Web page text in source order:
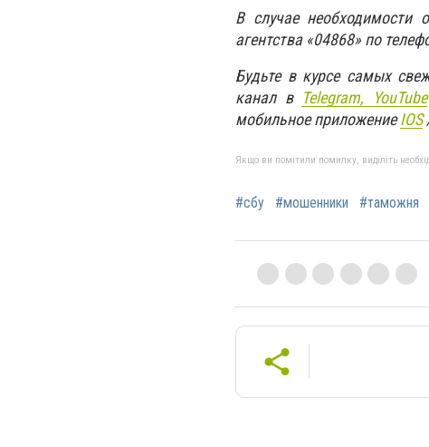
В случае необходимости
агентства «04868» по
Будьте в курсе самых
канал в Telegram, YouTube
мобильное приложениеIOS
Якщо ви помітили помилку, виділіть
#сбу #мошенники #таможня